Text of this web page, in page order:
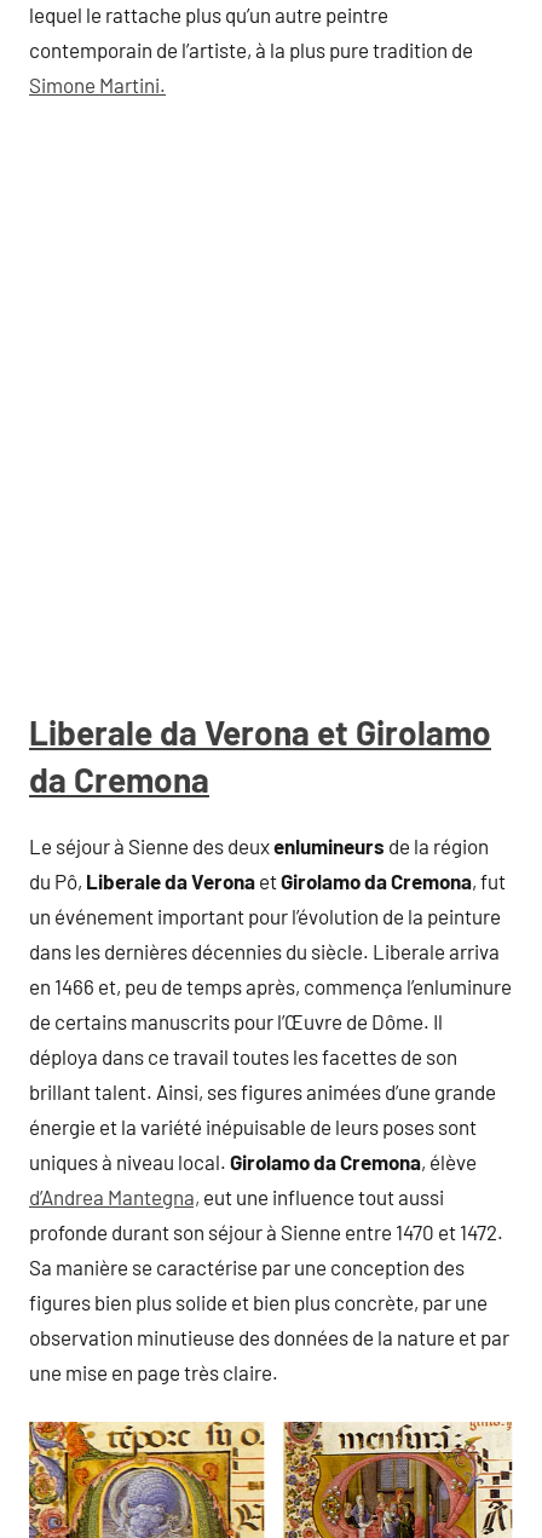
lequel le rattache plus qu’un autre peintre
contemporain de l’artiste, à la plus pure tradition de
Simone Martini.
Liberale da Verona et Girolamo
da Cremona
Le séjour à Sienne des deuxenlumineurs de la région
du Pô, Liberale da Verona etGirolamo da Cremona, fut
un événement important pour l’évolution de la peinture
dans les dernières décennies du siècle. Liberale arriva
en 1466 et, peu de temps après, commença l’enluminure
de certains manuscrits pour l’Œuvre de Dôme. Il
déploya dans ce travail toutes les facettes de son
brillant talent. Ainsi, ses figures animées d’une grande
énergie et la variété inépuisable de leurs poses sont
uniques à niveau local. Girolamo da Cremona, élève
d’Andrea Mantegna, eut une influence tout aussi
profonde durant son séjour à Sienne entre 1470 et 1472.
Sa manière se caractérise par une conception des
figures bien plus solide et bien plus concrète, par une
observation minutieuse des données de la nature et par
une mise en page très claire.